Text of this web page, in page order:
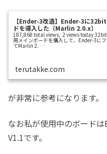
【Ender-3改造】Ender-3に
ドを導入した（Marlin 2.0.x）
187,868 total views, 2 views today
用メインボードを購入して、Ender-3に
てMarlin 2. …
terutakke.com
が非常に参考になります。
なお私が使用中のボードは
V1.1です。